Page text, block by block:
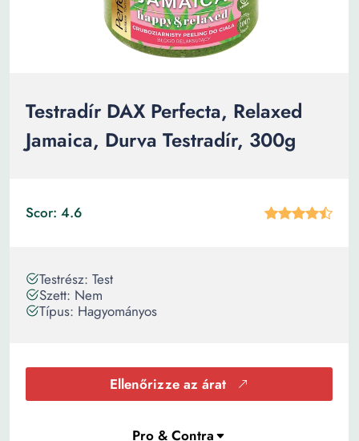
Testradír DAX Perfecta, Relaxed
Jamaica, Durva Testradír, 300g
Scor: 4.6
Testrész: Test
Szett: Nem
Típus: Hagyományos
Ellenőrizze az árat